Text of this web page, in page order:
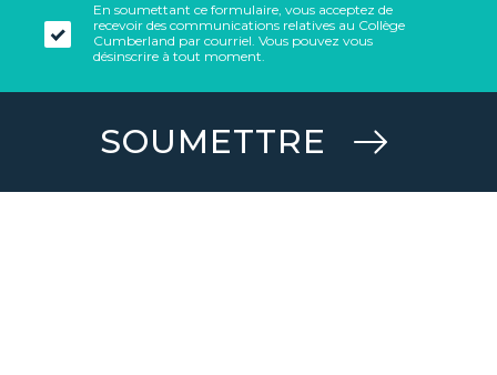
En soumettant ce formulaire, vous acceptez de
recevoir des communications relatives au Collège
Cumberland par courriel. Vous pouvez vous
désinscrire à tout moment.
SOUMETTRE